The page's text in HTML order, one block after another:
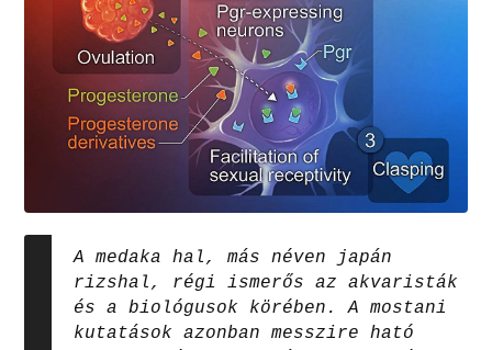
A medaka hal, más néven japán
rizshal, régi ismerős az akvaristák
és a biológusok körében. A mostani
kutatások azonban messzire ható